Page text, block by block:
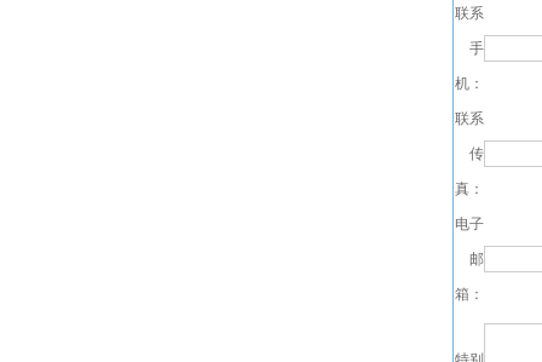
联系
手
机：
联系
传
真：
电子
邮
箱：